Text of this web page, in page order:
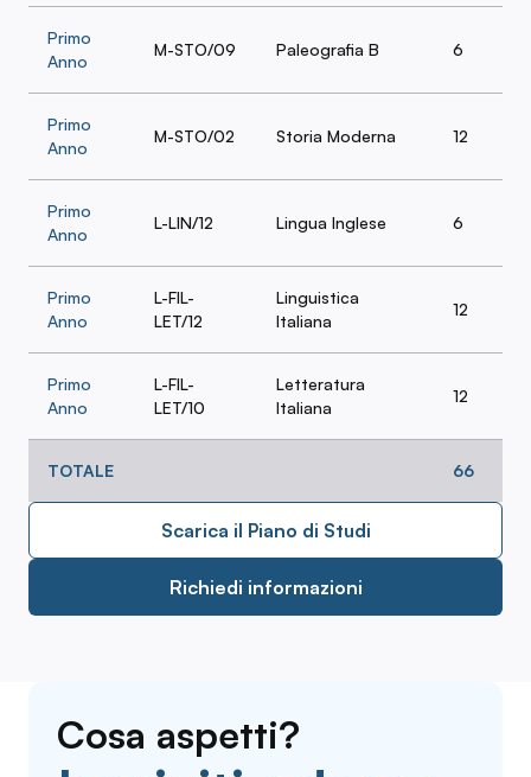
Primo
Anno
M-STO/09 Paleografia B 6
Primo
Anno
M-STO/02 Storia Moderna 12
Primo
Anno
L-LIN/12 Lingua Inglese 6
Primo
Anno
L-FIL-
LET/12
Linguistica
Italiana
12
Primo
Anno
L-FIL-
LET/10
Letteratura
Italiana
12
TOTALE 66
Scarica il Piano di Studi
Richiedi informazioni
Cosa aspetti?